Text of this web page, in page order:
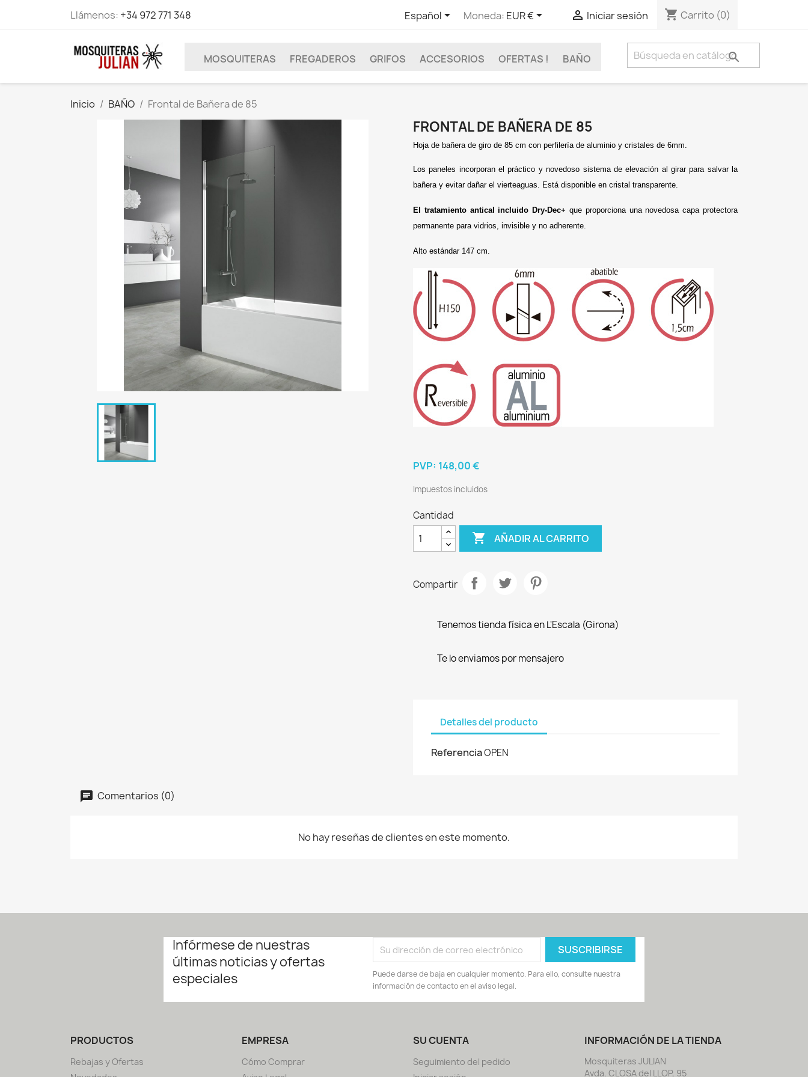
Llámenos: +34 972 771 348 Español Moneda: EUR €  Iniciar sesión shopping_cart Carrito (0)
MOSQUITERAS FREGADEROS GRIFOS ACCESORIOS OFERTAS ! BAÑO 
Inicio BAÑO Frontal de Bañera de 85
FRONTAL DE BAÑERA DE 85
Hoja de bañera de giro de 85 cm con perfilería de aluminio y cristales de 6mm.
Los paneles incorporan el práctico y novedoso sistema de elevación al girar para salvar la
bañera y evitar dañar el vierteaguas. Está disponible en cristal transparente.
El tratamiento antical incluido Dry-Dec+ que proporciona una novedosa capa protectora
permanente para vidrios, invisible y no adherente.
Alto estándar 147 cm.
PVP: 148,00 €
Impuestos incluidos
Cantidad
 AÑADIR AL CARRITO
Compartir
Tenemos tienda física en L'Escala (Girona)
Te lo enviamos por mensajero
Detalles del producto
ReferenciaOPEN
Comentarios (0)
No hay reseñas de clientes en este momento.
Infórmese de nuestras
últimas noticias y ofertas
especiales
Puede darse de baja en cualquier momento. Para ello, consulte nuestra
información de contacto en el aviso legal.
PRODUCTOS
Rebajas y Ofertas
EMPRESA
Cómo Comprar
SU CUENTA
Seguimiento del pedido
INFORMACIÓN DE LA TIENDA
Mosquiteras JULIAN
Avda. CLOSA del LLOP, 95